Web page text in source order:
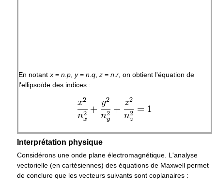
En notantx = n.p, y= n.q, z = n.r, on obtient l'équation de
l'ellipsoïde des indices :
Interprétation physique
Considérons une onde plane électromagnétique. L'analyse
vectorielle (en cartésiennes) des équations de Maxwell permet
de conclure que les vecteurs suivants sont coplanaires :